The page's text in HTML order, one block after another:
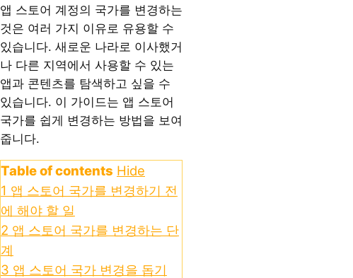
앱 스토어 계정의 국가를 변경하는
것은 여러 가지 이유로 유용할 수
있습니다. 새로운 나라로 이사했거
나 다른 지역에서 사용할 수 있는
앱과 콘텐츠를 탐색하고 싶을 수
있습니다. 이 가이드는 앱 스토어
국가를 쉽게 변경하는 방법을 보여
줍니다.
Table of contents Hide
1 앱 스토어 국가를 변경하기 전
에 해야 할 일
2 앱 스토어 국가를 변경하는 단
계
3 앱 스토어 국가 변경을 돕기